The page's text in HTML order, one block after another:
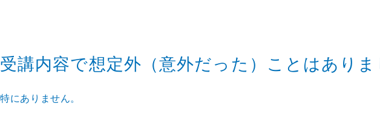
受講内容で想定外（意外だった）ことはありま
特にありません。